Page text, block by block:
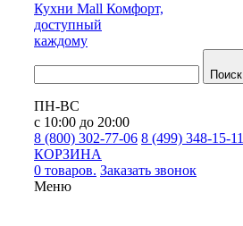
Кухни Mall Комфорт,
доступный
каждому
Поиск
ПН-ВС
с 10:00 до 20:00
8 (800) 302-77-06 8 (499) 348-15-11
КОРЗИНА
0 товаров. Заказать звонок
Меню